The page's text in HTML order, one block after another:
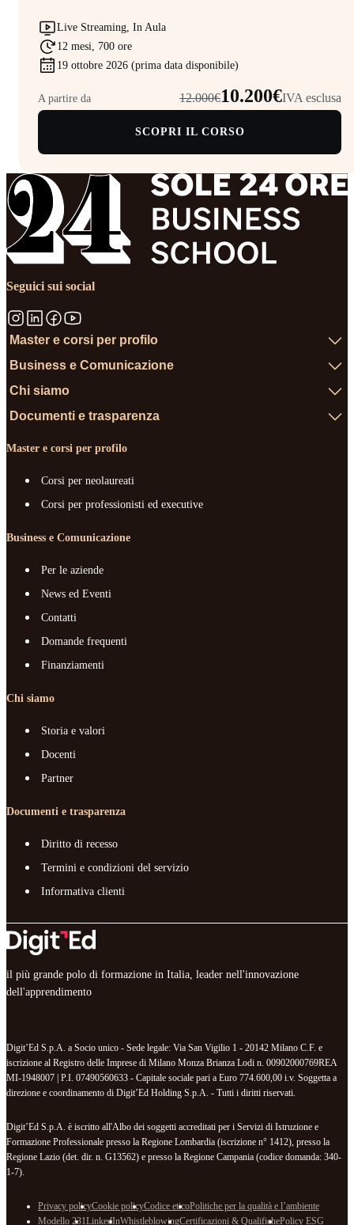
Live Streaming, In Aula
12 mesi, 700 ore
19 ottobre 2026 (prima data disponibile)
A partire da 12.000€10.200€IVA esclusa
SCOPRI IL CORSO
Seguici sui social
Master e corsi per profilo
Business e Comunicazione
Chi siamo
Documenti e trasparenza
Master e corsi per profilo
Corsi per neolaureati
Corsi per professionisti ed executive
Business e Comunicazione
Per le aziende
News ed Eventi
Contatti
Domande frequenti
Finanziamenti
Chi siamo
Storia e valori
Docenti
Partner
Documenti e trasparenza
Diritto di recesso
Termini e condizioni del servizio
Informativa clienti
il più grande polo di formazione in Italia, leader nell'innovazione
dell'apprendimento
Digit’Ed S.p.A. a Socio unico - Sede legale: Via San Vigilio 1 - 20142 Milano C.F. e
iscrizione al Registro delle Imprese di Milano Monza Brianza Lodi n. 00902000769REA
MI-1948007 | P.I. 07490560633 - Capitale sociale pari a Euro 774.600,00 i.v. Soggetta a
direzione e coordinamento di Digit’Ed Holding S.p.A. - Tutti i diritti riservati.
Digit’Ed S.p.A. è iscritto all'Albo dei soggetti accreditati per i Servizi di Istruzione e
Formazione Professionale presso la Regione Lombardia (iscrizione n° 1412), presso la
Regione Lazio (det. dir. n. G13562) e presso la Regione Campania (codice domanda: 340-
1-7).
Privacy policyCookie policyCodice eticoPolitiche per la qualità e l’ambiente
Modello 231LinkedInWhistleblowingCertificazioni & QualifichePolicy ESG